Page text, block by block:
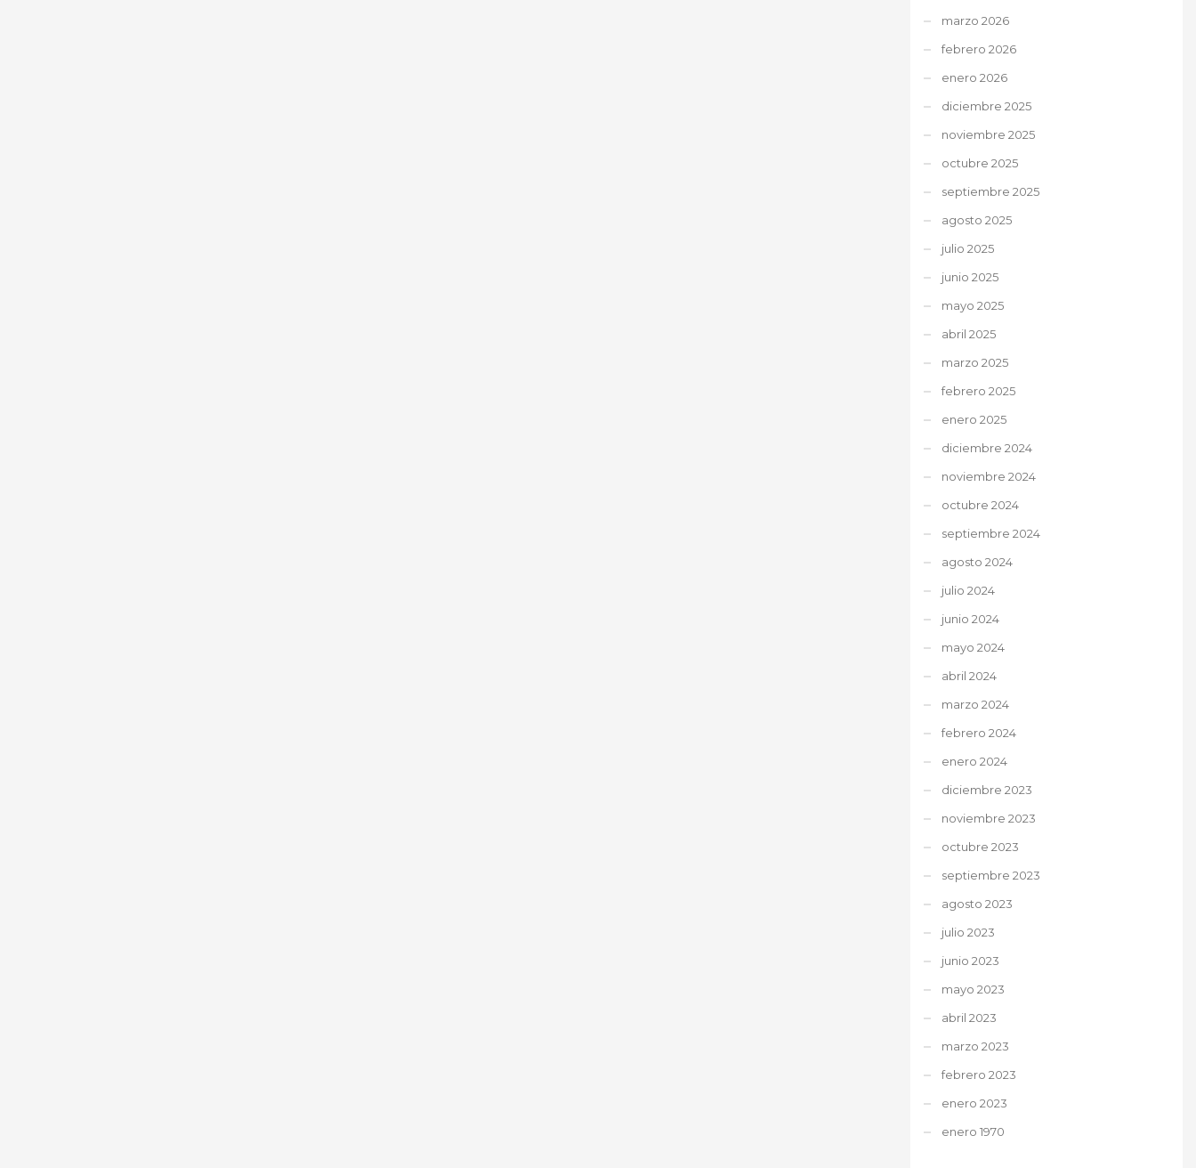
marzo 2026
febrero 2026
enero 2026
diciembre 2025
noviembre 2025
octubre 2025
septiembre 2025
agosto 2025
julio 2025
junio 2025
mayo 2025
abril 2025
marzo 2025
febrero 2025
enero 2025
diciembre 2024
noviembre 2024
octubre 2024
septiembre 2024
agosto 2024
julio 2024
junio 2024
mayo 2024
abril 2024
marzo 2024
febrero 2024
enero 2024
diciembre 2023
noviembre 2023
octubre 2023
septiembre 2023
agosto 2023
julio 2023
junio 2023
mayo 2023
abril 2023
marzo 2023
febrero 2023
enero 2023
enero 1970